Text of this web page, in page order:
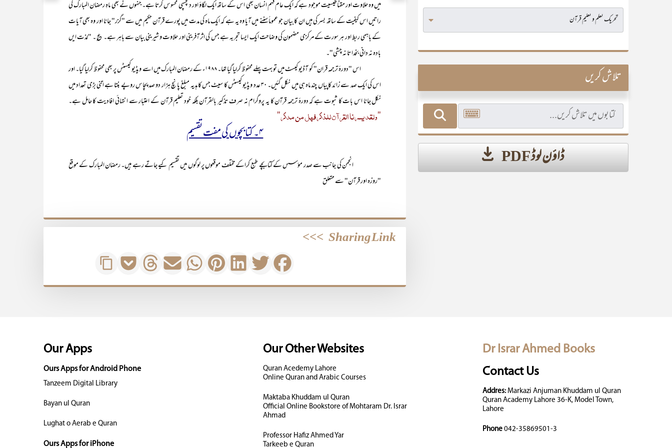
میں وہ حلاوت اور مقناطیسیت موجود ہے کہ ایک عام فہم انسان بھی اس کے ساتھ ایک لگاؤ اور دلچسپی محسوس کرتا ہے۔ جنہوں نے بھی ماہِ رمضان المبارک کی
راتیں اس کیفیت کے ساتھ بسر کی ہیں ان کا بیان جو عموماً سننے میں آیا وہ یہ ہے کہ ایک ماہ کی مدت میں پورے قرآن حکیم میں سے "گزر" جانا اور وہ بھی آیات
کے باہمی ربط اور ہر سورت کے مرکزی مضمون کی وضاحت ایک ایسا تجربہ ہے جس کی اثر آفرینی اور حلاوت و شیرینی بیان سے باہر ہے۔ ؏۔ "لذت ایں
بادہ نہ دانی بخدا تا نہ چشی"۔
اس "دورۂ ترجمہ قران" کو آڈیو کیسٹ میں تو بہت پہلے محفوظ کرلیا گیا تھا۔ ۱۹۸۸ء کے رمضان المبارک میں اسے ویڈیو کیسٹس پر بھی محفوظ کرلیا گیا۔ اور
اس کی ایک صد سے زائد کاپیاں چند ماہ ہی میں نکل گئیں۔ ۳۰ عدد ویڈیو کیسٹس کا سیٹ جس کا ہدیہ مبلغ پانچ ہزار دو صد پچاس روپے بنتا ہے اتنی بڑی تعداد میں
نکل جانا اس بات کا ثبوت ہے کہ دورۂ ترجمہ قرآن کا یہ پروگرام نہ صرف تذکیر بالقرآن بلکہ خود تعلیم قرآن کے اعتبار سے انتہائی افادیت کا حامل ہے۔
"ولقد یسرنا القرآن للذکر فہل من مدکر"
۴۔ کتابچوں کی مفت تقسیم
انجمن کی جانب سے صدر مؤسس کے کتابچے طبع کراکے مختلف موقعوں پر لوگوں میں تقسیم کیے جاتے رہے ہیں۔ رمضان المبارک کے موقع
"روزہ اور قرآن" سے متعلق
Sharing Link
>>>
تلاش کریں
ڈاؤن لوڈ PDF
Dr Israr Ahmed Books
Contact Us
Addres:Markazi Anjuman Khuddam ul Quran
Quran Academy Lahore 36-K, Model Town,
Lahore
Phone 042-35869501-3
Our Other Websites
Quran Acedemy Lahore
Online Quran and Arabic Courses
Maktaba Khuddam ul Quran
Official Online Bookstore of Mohtaram Dr. Israr
Ahmad
Professor Hafiz Ahmed Yar
Tarkeeb e Quran
Our Apps
Ours Apps for Android Phone
Tanzeem Digital Library
Bayan ul Quran
Lughat o Aerab e Quran
Ours Apps for iPhone